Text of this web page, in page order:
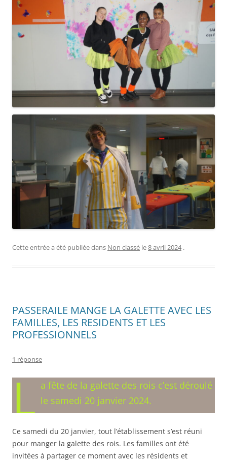
Cette entrée a été publiée dans Non classé le8 avril 2024 .
PASSERAILE MANGE LA GALETTE AVEC LES
FAMILLES, LES RESIDENTS ET LES
PROFESSIONNELS
1 réponse
L a fête de la galette des rois c’est déroulé
le samedi 20 janvier 2024.
Ce samedi du 20 janvier, tout l’établissement s’est réuni
pour manger la galette des rois. Les familles ont été
invitées à partager ce moment avec les résidents et